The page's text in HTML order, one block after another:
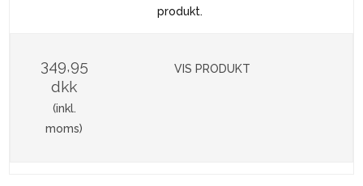
produkt.
349,95
dkk
(inkl.
moms)
VIS PRODUKT